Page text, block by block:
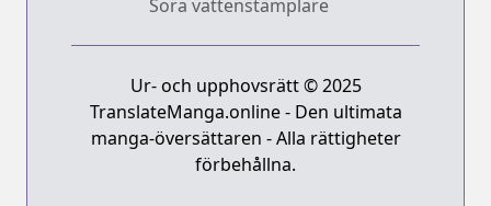
Sora vattenstämplare
Ur- och upphovsrätt © 2025
TranslateManga.online - Den ultimata
manga-översättaren - Alla rättigheter
förbehållna.